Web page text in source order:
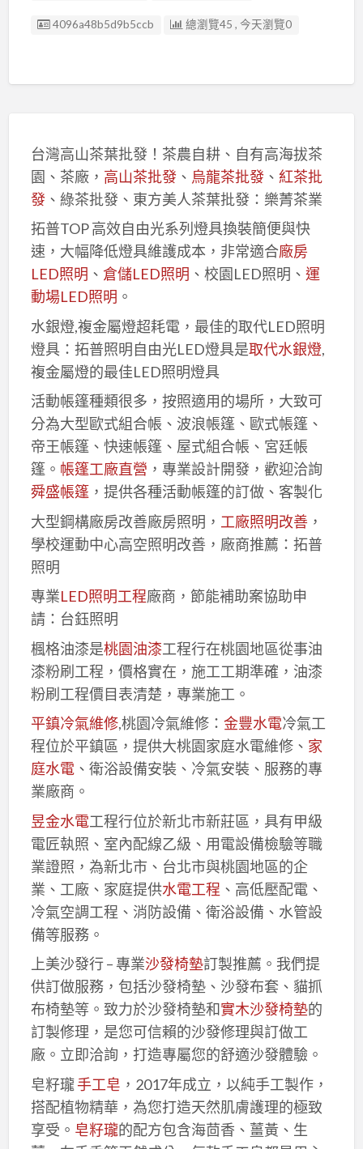
廣告编號
4096a48b5d9b5ccb 總瀏覽45 , 今天瀏覽0
台灣高山茶葉批發！茶農自耕、自有高海拔茶
園、茶廠， 高山茶批發、 烏龍茶批發、 紅茶批
發、綠茶批發、東方美人茶葉批發：樂菁茶業
拓普TOP 高效自由光系列燈具換裝簡便與快
速，大幅降低燈具維護成本，非常適合廠房
LED照明 、 倉儲LED照明 、校園LED照明、 運
動場LED照明 。
水銀燈,複金屬燈超耗電，最佳的取代LED照明
燈具：拓普照明自由光LED燈具是取代水銀燈,
複金屬燈的最佳LED照明燈具
活動帳篷種類很多，按照適用的場所，大致可
分為大型歐式組合帳、波浪帳篷、歐式帳篷、
帝王帳篷、快速帳篷、屋式組合帳、宮廷帳
篷。 帳篷工廠直營 ，專業設計開發，歡迎洽詢
舜盛帳篷，提供各種活動帳篷的訂做、客製化
大型鋼構廠房改善廠房照明， 工廠照明改善，
學校運動中心高空照明改善，廠商推薦：拓普
照明
專業LED照明工程廠商，節能補助案協助申
請：台鈺照明
楓格油漆是桃園油漆工程行在桃園地區從事油
漆粉刷工程，價格實在，施工工期準確，油漆
粉刷工程價目表清楚，專業施工。
平鎮冷氣維修,桃園冷氣維修： 金豐水電冷氣工
程位於平鎮區，提供大桃園家庭水電維修、 家
庭水電、衛浴設備安裝、冷氣安裝、服務的專
業廠商。
昱金水電工程行位於新北市新莊區，具有甲級
電匠執照、室內配線乙級、用電設備檢驗等職
業證照，為新北市、台北市與桃園地區的企
業、工廠、家庭提供水電工程 、高低壓配電、
冷氣空調工程、消防設備、衛浴設備、水管設
備等服務。
上美沙發行 – 專業沙發椅墊訂製推薦。我們提
供訂做服務，包括沙發椅墊、沙發布套、貓抓
布椅墊等。致力於沙發椅墊和實木沙發椅墊的
訂製修理，是您可信賴的沙發修理與訂做工
廠。立即洽詢，打造專屬您的舒適沙發體驗。
皂籽瓏手工皂 ，2017年成立，以純手工製作，
搭配植物精華，為您打造天然肌膚護理的極致
享受。 皂籽瓏的配方包含海茴香、薑黃、生